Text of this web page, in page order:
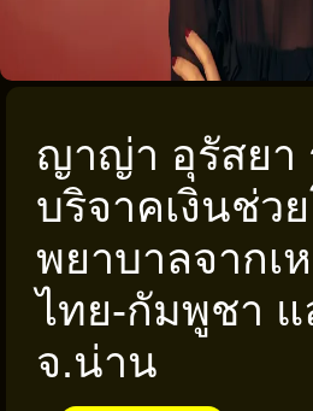
ญาญ่า อุรัสยา
บริจาคเงินช่วย
พยาบาลจากเ
ไทย-กัมพูชา
จ.น่าน